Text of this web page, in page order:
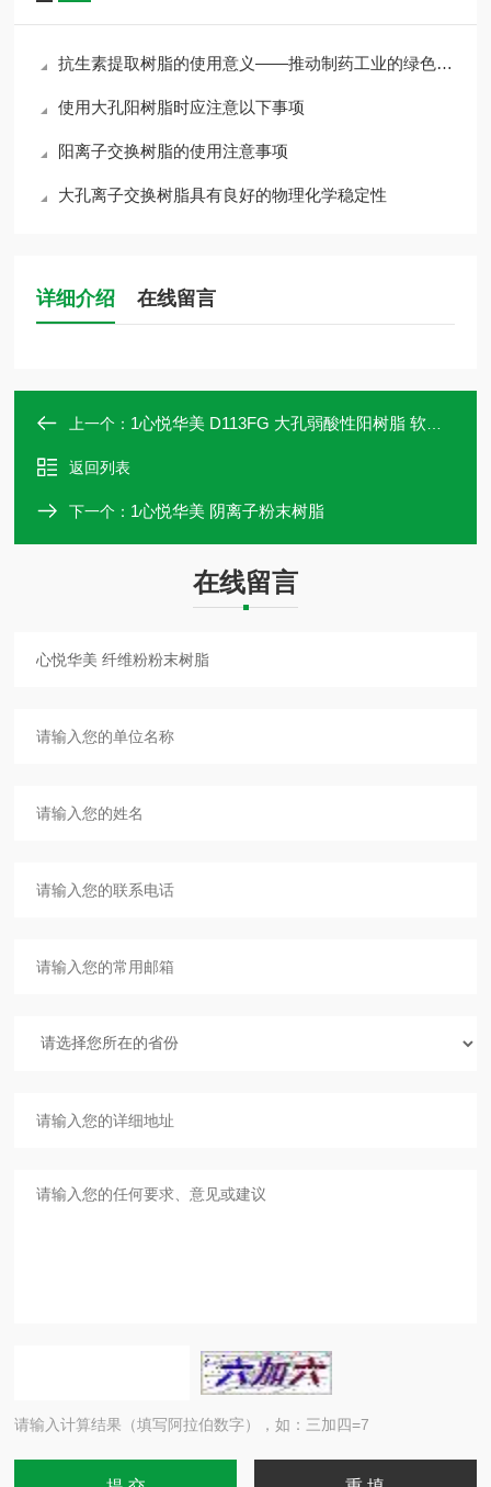
抗生素提取树脂的使用意义——推动制药工业的绿色发展
使用大孔阳树脂时应注意以下事项
阳离子交换树脂的使用注意事项
大孔离子交换树脂具有良好的物理化学稳定性
详细介绍 在线留言
上一个： 1心悦华美 D113FG 大孔弱酸性阳树脂 软化水处理
返回列表
下一个： 1心悦华美 阴离子粉末树脂
在线留言
请输入计算结果（填写阿拉伯数字），如：三加四=7